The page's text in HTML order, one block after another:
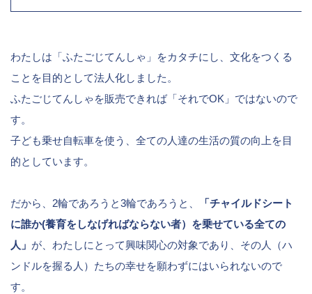
わたしは「ふたごじてんしゃ」をカタチにし、文化をつくる
ことを目的として法人化しました。
ふたごじてんしゃを販売できれば「それでOK」ではないので
す。
子ども乗せ自転車を使う、全ての人達の生活の質の向上を目
的としています。
だから、2輪であろうと3輪であろうと、
「チャイルドシート
に誰か(養育をしなげればならない者）を乗せている全ての
人」 が、わたしにとって興味関心の対象であり、その人（ハ
ンドルを握る人）たちの幸せを願わずにはいられないので
す。